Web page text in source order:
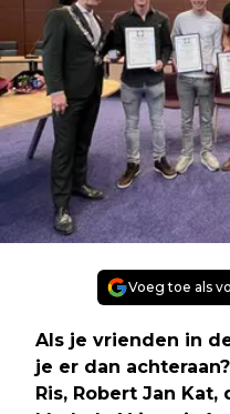
Voeg toe als
Als je vrienden in
je er dan
Ris, Robert Jan